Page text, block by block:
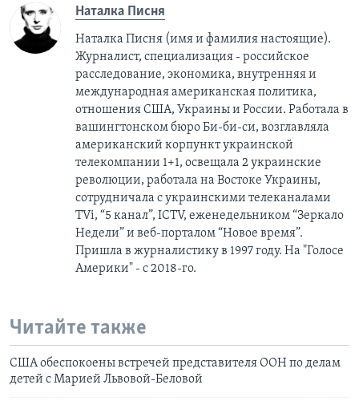
Наталка Писня
Наталка Писня (имя и фамилия настоящие).
Журналист, специализация - российское
расследование, экономика, внутренняя и
международная американская политика,
отношения США, Украины и России. Работала в
вашингтонском бюро Би-би-си, возглавляла
американский корпункт украинской
телекомпании 1+1, освещала 2 украинские
революции, работала на Востоке Украины,
сотрудничала с украинскими телеканалами
TVi, “5 канал”, ICTV, еженедельником “Зеркало
Недели” и веб-порталом “Новое время”.
Пришла в журналистику в 1997 году. На "Голосе
Америки" - с 2018-го.
Читайте также
США обеспокоены встречей представителя ООН по делам
детей с Марией Львовой-Беловой